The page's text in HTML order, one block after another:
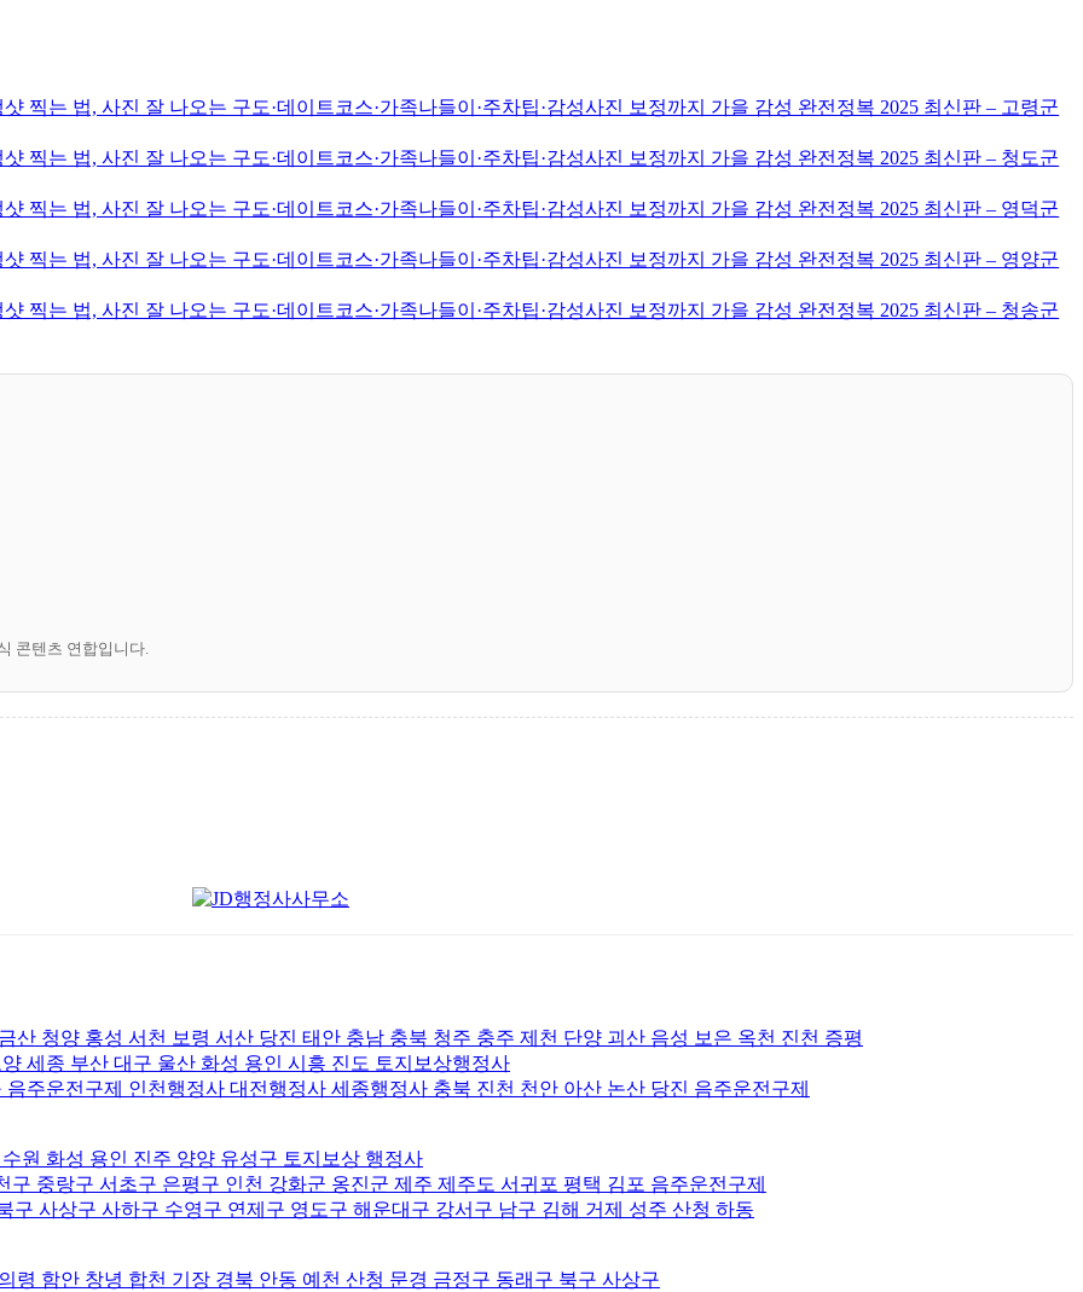
찍는 법, 사진 잘 나오는 구도·데이트코스·가족나들이·주차팁·감성사진 보정까지 가을 감성 완전정복 2025 최신판 – 고령군
찍는 법, 사진 잘 나오는 구도·데이트코스·가족나들이·주차팁·감성사진 보정까지 가을 감성 완전정복 2025 최신판 – 청도군
찍는 법, 사진 잘 나오는 구도·데이트코스·가족나들이·주차팁·감성사진 보정까지 가을 감성 완전정복 2025 최신판 – 영덕군
찍는 법, 사진 잘 나오는 구도·데이트코스·가족나들이·주차팁·감성사진 보정까지 가을 감성 완전정복 2025 최신판 – 영양군
찍는 법, 사진 잘 나오는 구도·데이트코스·가족나들이·주차팁·감성사진 보정까지 가을 감성 완전정복 2025 최신판 – 청송군
콘텐츠 연합입니다.
산 청양 홍성 서천 보령 서산 당진 태안 충남 충북 청주 충주 제천 단양 괴산 음성 보은 옥천 진천 증평
세종 부산 대구 울산 화성 용인 시흥 진도 토지보상행정사
주운전구제 인천행정사 대전행정사 세종행정사 충북 진천 천안 아산 논산 당진 음주운전구제
원 화성 용인 진주 양양 유성구 토지보상 행정사
중랑구 서초구 은평구 인천 강화군 옹진군 제주 제주도 서귀포 평택 김포 음주운전구제
구 사상구 사하구 수영구 연제구 영도구 해운대구 강서구 남구 김해 거제 성주 산청 하동
령 함안 창녕 합천 기장 경북 안동 예천 산청 문경 금정구 동래구 북구 사상구